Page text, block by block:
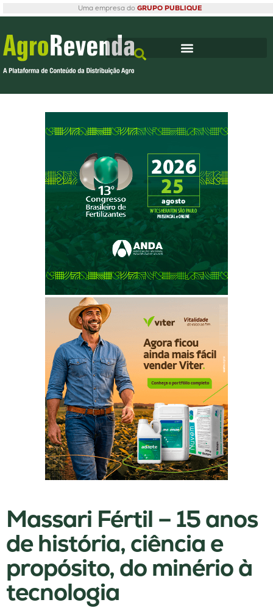
Uma empresa do GRUPO PUBLIQUE
Massari Fértil – 15 anos
de história, ciência e
propósito, do minério à
tecnologia